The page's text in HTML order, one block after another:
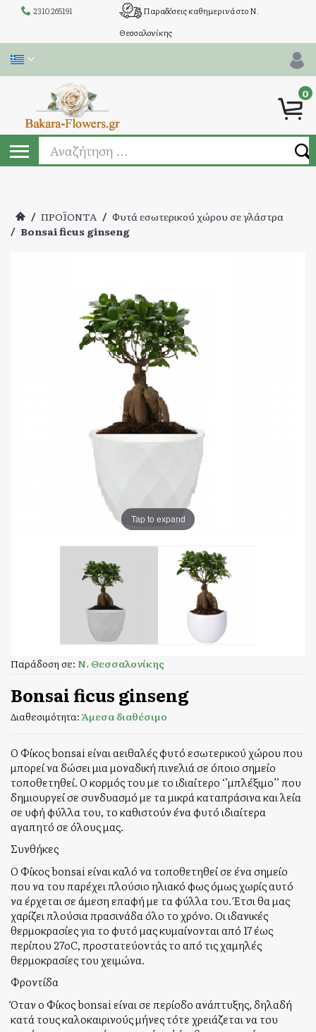
2310 265191
Παραδόσεις καθημερινά στο Ν.
Θεσσαλονίκης
0
/ ΠΡΟΪΟΝΤΑ / Φυτά εσωτερικού χώρου σε γλάστρα
/ Bonsai ficus ginseng
Tap to expand
Παράδοση σε: Ν. Θεσσαλονίκης
Bonsai ficus ginseng
Διαθεσιμότητα:Άμεσα διαθέσιμο
Ο Φίκος bonsai είναι αειθαλές φυτό εσωτερικού χώρου που
μπορεί να δώσει μια μοναδική πινελιά σε όποιο σημείο
τοποθετηθεί. Ο κορμός του με το ιδιαίτερο ‘’μπλέξιμο’’ που
δημιουργεί σε συνδυασμό με τα μικρά καταπράσινα και λεία
σε υφή φύλλα του, το καθιστούν ένα φυτό ιδιαίτερα
αγαπητό σε όλους μας.
Συνθήκες
Ο Φίκος bonsai είναι καλό να τοποθετηθεί σε ένα σημείο
που να του παρέχει πλούσιο ηλιακό φως όμως χωρίς αυτό
να έρχεται σε άμεση επαφή με τα φύλλα του. Έτσι θα μας
χαρίζει πλούσια πρασινάδα όλο το χρόνο. Οι ιδανικές
θερμοκρασίες για το φυτό μας κυμαίνονται από 17 έως
περίπου 27οC, προστατεύοντάς το από τις χαμηλές
θερμοκρασίες του χειμώνα.
Φροντίδα
Όταν ο Φίκος bonsai είναι σε περίοδο ανάπτυξης, δηλαδή
κατά τους καλοκαιρινούς μήνες τότε χρειάζεται να του